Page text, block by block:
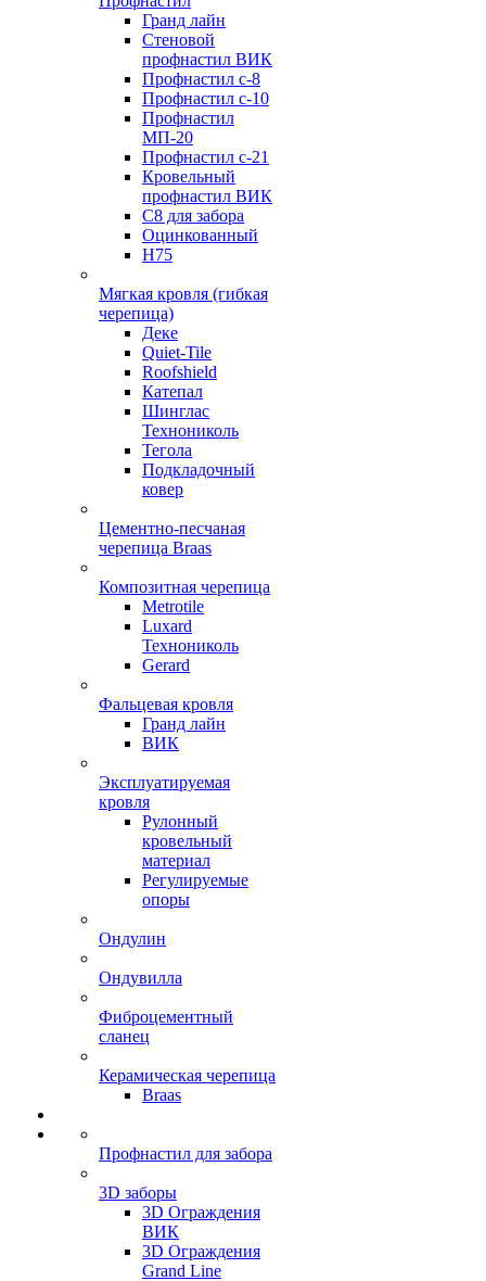
Гранд лайн
Стеновой
профнастил ВИК
Профнастил с-8
Профнастил с-10
Профнастил
МП-20
Профнастил с-21
Кровельный
профнастил ВИК
С8 для забора
Оцинкованный
Н75
Мягкая кровля (гибкая
черепица)
Деке
Quiet-Tile
Roofshield
Катепал
Шинглас
Технониколь
Тегола
Подкладочный
ковер
Цементно-песчаная
черепица Braas
Композитная черепица
Metrotile
Luxard
Технониколь
Gerard
Фальцевая кровля
Гранд лайн
ВИК
Эксплуатируемая
кровля
Рулонный
кровельный
материал
Регулируемые
опоры
Ондулин
Ондувилла
Фиброцементный
сланец
Керамическая черепица
Braas
Профнастил для забора
3D заборы
3D Ограждения
ВИК
3D Ограждения
Grand Line